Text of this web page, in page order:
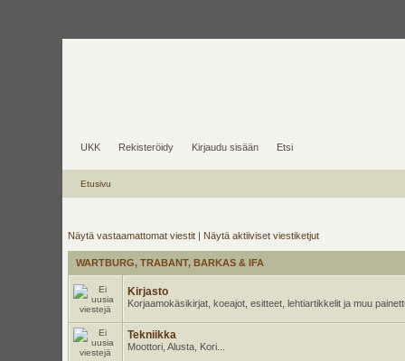
UKK Rekisteröidy Kirjaudu sisään Etsi
Etusivu
Näytä vastaamattomat viestit| Näytä aktiiviset viestiketjut
WARTBURG, TRABANT, BARKAS & IFA
Kirjasto
Korjaamokäsikirjat, koeajot, esitteet, lehtiartikkelit ja muu
Tekniikka
Moottori, Alusta, Kori...